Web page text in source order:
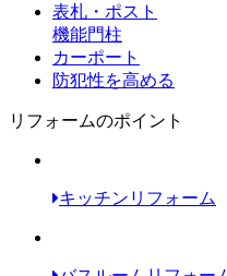
表札・ポスト
機能門柱
カーポート
防犯性を高める
リフォームのポイント
キッチンリフォーム